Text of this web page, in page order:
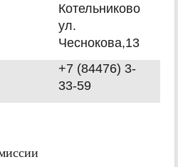
Котельниково
ул.
Чеснокова,13
+7 (84476) 3-
33-59